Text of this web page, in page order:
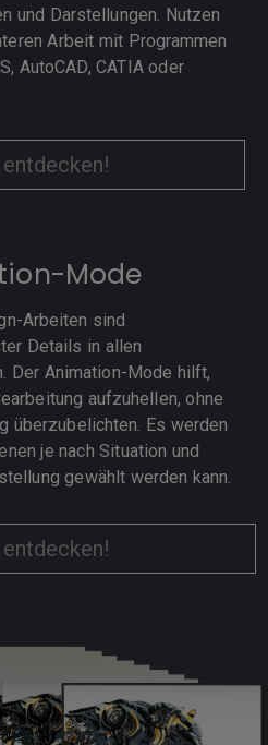
und Darstellungen. Nutzen
Arbeit mit Programmen
AutoCAD, CATIA oder
Mode
Arbeiten sind
Details in allen
Der Animation-Mode hilft,
aufzuhellen, ohne
überzubelichten. Es werden
je nach Situation und
gewählt werden kann.